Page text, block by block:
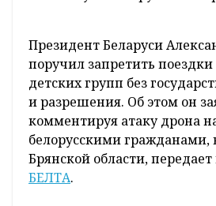
Президент Беларуси
поручил запретить поездки
детских групп без
и разрешения. Об этом он
комментируя атаку дрона
белорусскими гражданами,
Брянской области,
БЕЛТА.